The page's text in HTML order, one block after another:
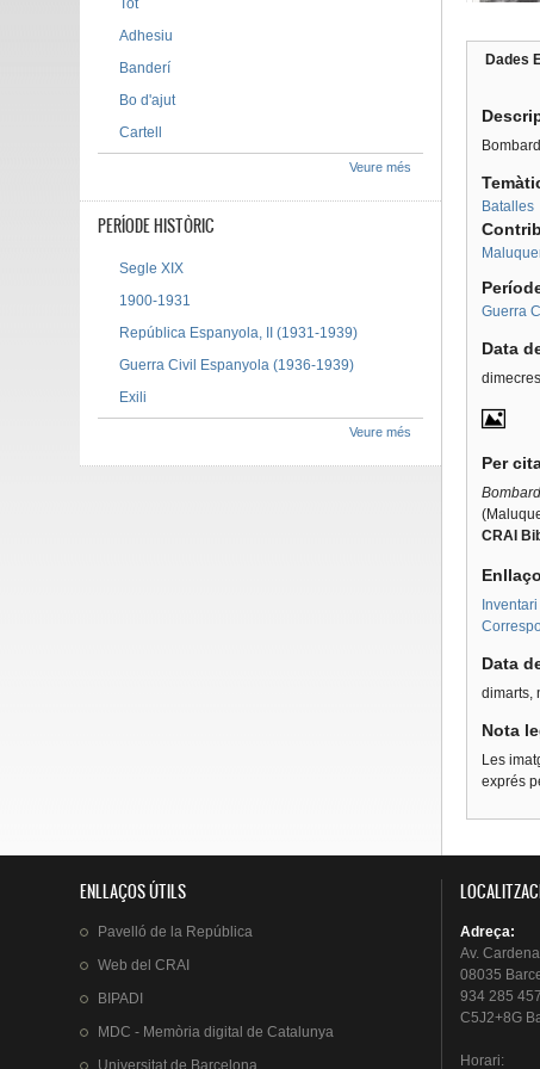
Dades
Batalles
Guerra
Data
Per
CRAI
Data
dimarts,
Nota
Les
exprés
Tot
Adhesiu
Banderí
Bo d'ajut
Cartell
Veure més
PERÍODE HISTÒRIC
Segle XIX
1900-1931
República Espanyola, II (1931-1939)
Guerra Civil Espanyola (1936-1939)
Exili
Veure més
ENLLAÇOS ÚTILS
Pavelló de la República
Web delCRAI
BIPADI
MDC - Memòria digital de Catalunya
Universitat de Barcelona
Adreça:
Av. Cardenal
08035
934 285
C5J2+8G
Horari: